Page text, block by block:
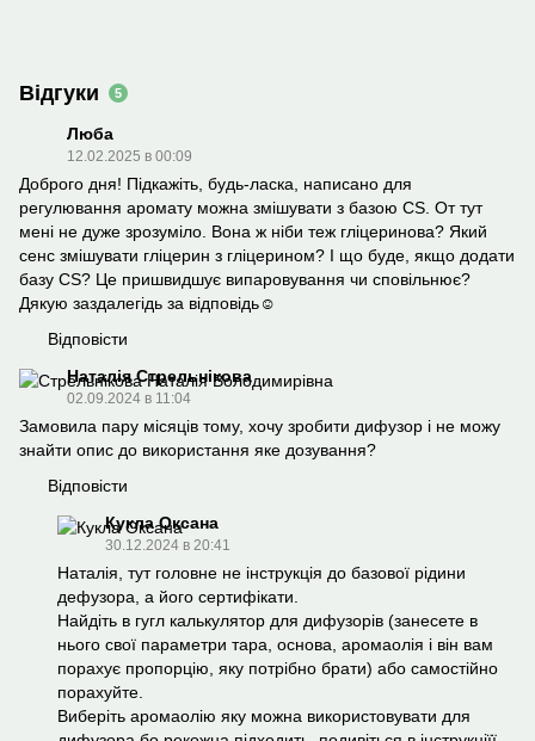
Відгуки 5
Люба
12.02.2025 в 00:09
Доброго дня! Підкажіть, будь-ласка, написано для
регулювання аромату можна змішувати з базою CS. От тут
мені не дуже зрозуміло. Вона ж ніби теж гліцеринова? Який
сенс змішувати гліцерин з гліцерином? І що буде, якщо додати
базу CS? Це пришвидшує випаровування чи сповільнює?
Дякую заздалегідь за відповідь☺️
Відповісти
Наталія Стрельнікова
02.09.2024 в 11:04
Замовила пару місяців тому, хочу зробити дифузор і не можу
знайти опис до використання яке дозування?
Відповісти
Кукла Оксана
30.12.2024 в 20:41
Наталія, тут головне не інструкція до базової рідини
дефузора, а його сертифікати.
Найдіть в гугл калькулятор для дифузорів (занесете в
нього свої параметри тара, основа, аромаолія і він вам
порахує пропорцію, яку потрібно брати) або самостійно
порахуйте.
Виберіть аромаолію яку можна використовувати для